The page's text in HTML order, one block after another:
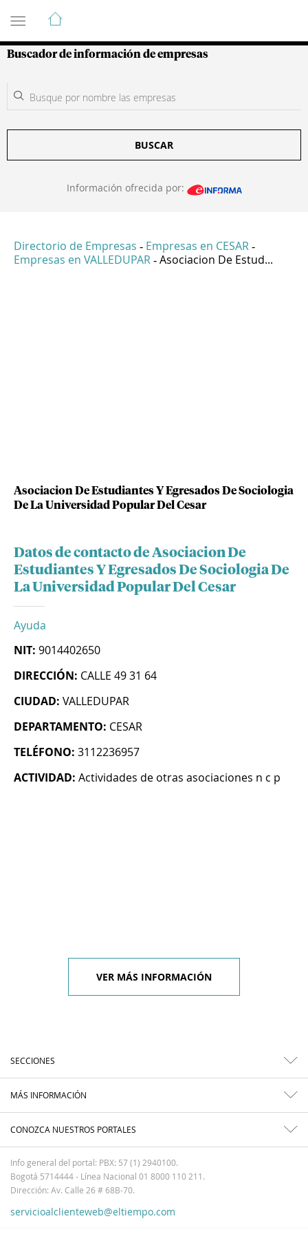
Guía de Empresas Colombianas
Buscador de información de empresas
BUSCAR
Información ofrecida por:
Directorio de Empresas - Empresas en CESAR -
Empresas en VALLEDUPAR - Asociacion De Estud...
Asociacion De Estudiantes Y Egresados De Sociologia
De La Universidad Popular Del Cesar
Datos de contacto de Asociacion De
Estudiantes Y Egresados De Sociologia De
La Universidad Popular Del Cesar
Ayuda
NIT: 9014402650
DIRECCIÓN: CALLE 49 31 64
CIUDAD: VALLEDUPAR
DEPARTAMENTO: CESAR
TELÉFONO: 3112236957
ACTIVIDAD: Actividades de otras asociaciones n c p
VER MÁS INFORMACIÓN
SECCIONES
MÁS INFORMACIÓN
CONOZCA NUESTROS PORTALES
Info general del portal: PBX: 57 (1) 2940100.
Bogotá 5714444 - Línea Nacional 01 8000 110 211.
Dirección: Av. Calle 26 # 68B-70.
servicioalclienteweb@eltiempo.com